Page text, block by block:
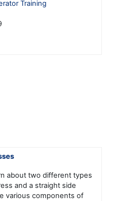
Training
about two different types
and a straight side
various components of